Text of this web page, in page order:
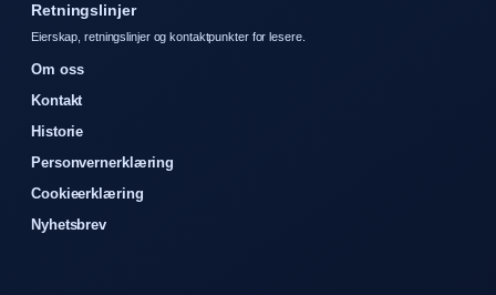
Retningslinjer
Eierskap, retningslinjer og kontaktpunkter for lesere.
Om oss
Kontakt
Historie
Personvernerklæring
Cookieerklæring
Nyhetsbrev